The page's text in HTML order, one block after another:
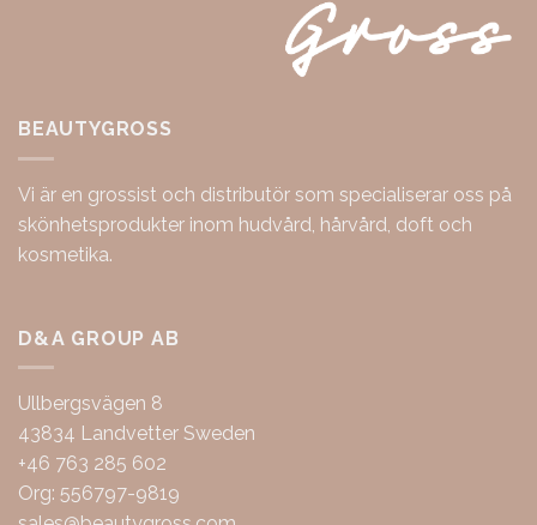
BEAUTYGROSS
Vi är en grossist och distributör som specialiserar oss på
skönhetsprodukter inom hudvård, hårvård, doft och
kosmetika.
D&A GROUP AB
Ullbergsvägen 8
43834 Landvetter Sweden
+46 763 285 602
Org: 556797-9819